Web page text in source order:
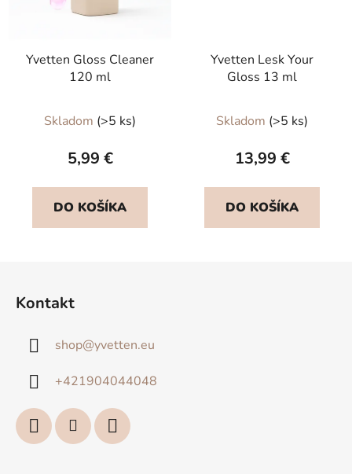
Yvetten Gloss Cleaner
120 ml
hodnotenie
produktu
5,0
z
Skladom (>5 ks)
5,99 €
DO KOŠÍKA
Yvetten Lesk Your
Gloss 13 ml
Skladom (>5 ks)
13,99 €
DO KOŠÍKA
Kontakt
shop@yvetten.eu
+421904044048